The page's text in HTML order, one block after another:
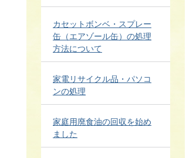
カセットボンベ・スプレー
缶（エアゾール缶）の処理
方法について
家電リサイクル品・パソコ
ンの処理
家庭用廃食油の回収を始め
ました